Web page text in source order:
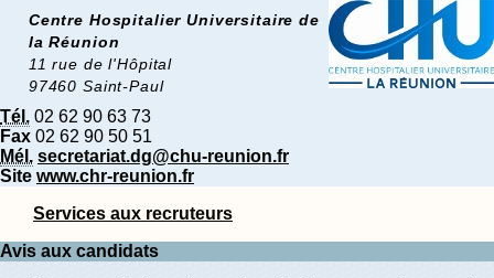
Centre Hospitalier Universitaire de
la Réunion
11 rue de l'Hôpital
97460 Saint-Paul
Tél. 02 62 90 63 73
Fax 02 62 90 50 51
Mél. secretariat.dg@chu-reunion.fr
Site www.chr-reunion.fr
Services aux recruteurs
Avis aux candidats